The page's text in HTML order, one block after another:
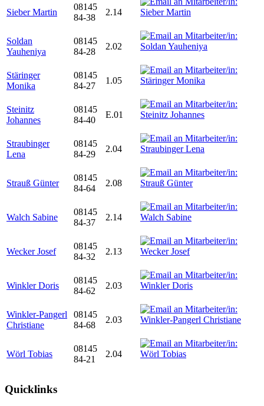
Sieber Martin
08145
84-38
2.14
Soldan
Yauheniya
08145
84-28
2.02
Stäringer
Monika
08145
84-27
1.05
Steinitz
Johannes
08145
84-40
E.01
Straubinger
Lena
08145
84-29
2.04
Strauß Günter
08145
84-64
2.08
Walch Sabine
08145
84-37
2.14
Wecker Josef
08145
84-32
2.13
Winkler Doris
08145
84-62
2.03
Winkler-Pangerl
Christiane
08145
84-68
2.03
Wörl Tobias
08145
84-21
2.04
Quicklinks